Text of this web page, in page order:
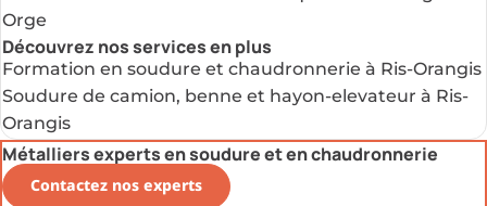
Orge
Découvrez nos services en plus
Formation en soudure et chaudronnerie à Ris-Orangis
Soudure de camion, benne et hayon-elevateur à Ris-
Orangis
Métalliers experts en soudure et en chaudronnerie
Contactez nos experts